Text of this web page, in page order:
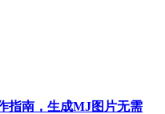
指南，生成MJ图片无需